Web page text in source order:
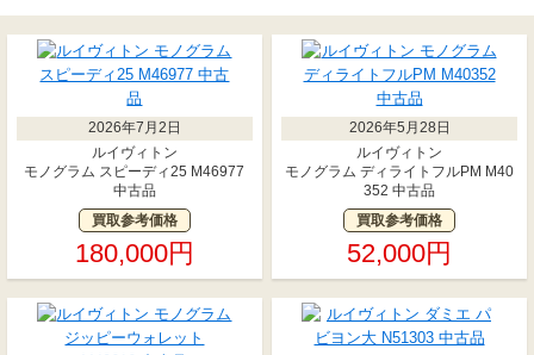
2026年7月2日
ルイヴィトン
モノグラム スピーディ25 M46977
中古品
買取参考価格
180,000円
2026年5月28日
ルイヴィトン
モノグラム ディライトフルPM M40
352 中古品
買取参考価格
52,000円